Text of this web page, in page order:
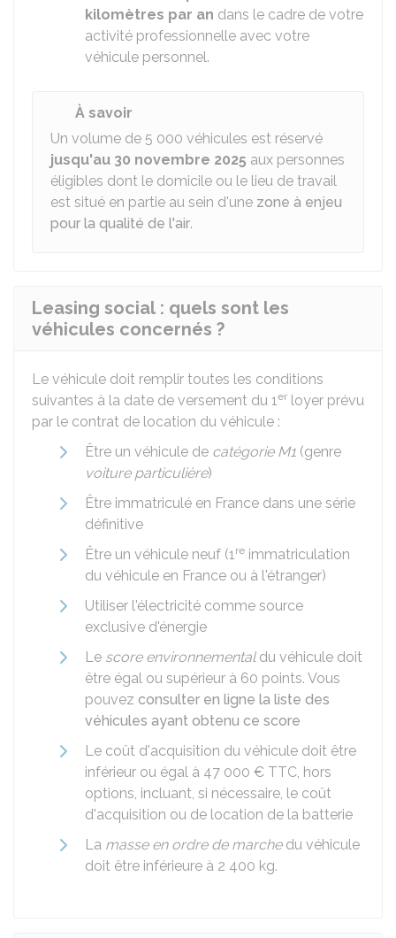
kilomètres par an dans le cadre de votre
activité professionnelle avec votre
véhicule personnel.
À savoir
Un volume de 5 000 véhicules est réservé
jusqu'au 30 novembre 2025 aux personnes
éligibles dont le domicile ou le lieu de travail
est situé en partie au sein d'une zone à enjeu
pour la qualité de l'air.
Leasing social : quels sont les
véhicules concernés ?
Le véhicule doit remplir toutes les conditions
suivantes à la date de versement du 1er loyer prévu
par le contrat de location du véhicule :
Être un véhicule de catégorie M1 (genre
voiture particulière)
Être immatriculé en France dans une série
définitive
Être un véhicule neuf (1re immatriculation
du véhicule en France ou à l'étranger)
Utiliser l'électricité comme source
exclusive d'énergie
Le score environnementaldu véhicule doit
être égal ou supérieur à 60 points. Vous
pouvez consulter en ligne la liste des
véhicules ayant obtenu ce score
Le coût d'acquisition du véhicule doit être
inférieur ou égal à 47 000 € TTC, hors
options, incluant, si nécessaire, le coût
d'acquisition ou de location de la batterie
La masse en ordre de marchedu véhicule
doit être inférieure à 2 400 kg.